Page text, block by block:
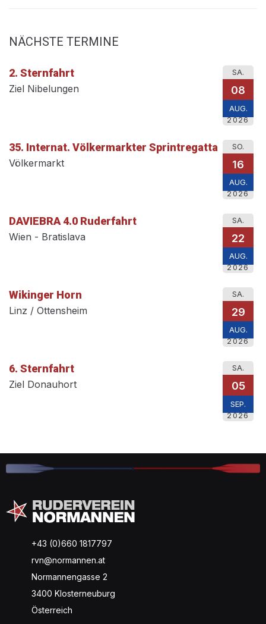
NÄCHSTE TERMINE
SA.
08
AUG.
2026
2. Sternfahrt
Ziel Nibelungen
SO.
16
AUG.
2026
35. Internat. Völkermarkter Sprintregatta
Völkermarkt
SA.
22
AUG.
2026
DAVIEBRA 4.0 Ruderfahrt
Wien - Bratislava
SA.
29
AUG.
2026
Wikinger Horn
Linz / Ottensheim
SA.
05
SEP.
2026
6. Sternfahrt
Ziel Donauhort
+43 (0)660 1817797
rvn@normannen.at
Normannengasse 2
3400 Klosterneuburg
Österreich